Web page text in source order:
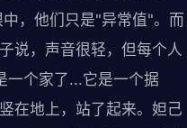
，他们只是"异常值"。而
说，声音很轻，但每个人
一个家了...它是一个据
在地上，站了起来。妲己